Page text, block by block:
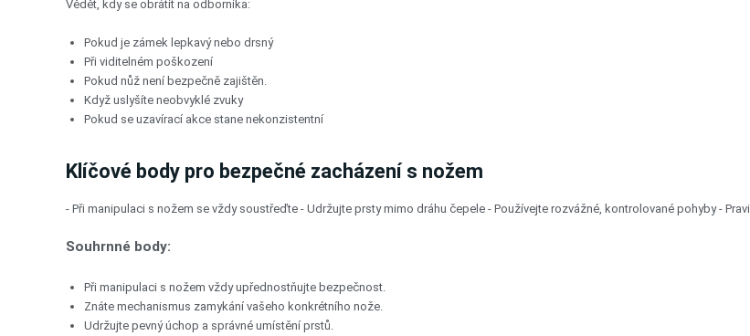
Vědět, kdy se obrátit na odborníka:
Pokud je zámek lepkavý nebo drsný
Při viditelném poškození
Pokud nůž není bezpečně zajištěn.
Když uslyšíte neobvyklé zvuky
Pokud se uzavírací akce stane nekonzistentní
Klíčové body pro bezpečné zacházení s nožem
- Při manipulaci s nožem se vždy soustřeďte - Udržujte prsty mimo dráhu čepele - Používejte rozvážné, kontrolované pohyby -
Souhrnné body:
Při manipulaci s nožem vždy upřednostňujte bezpečnost.
Znáte mechanismus zamykání vašeho konkrétního nože.
Udržujte pevný úchop a správné umístění prstů.